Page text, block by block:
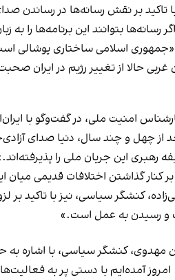
تاکید بر نقش رسانه‌ها در رساندن
رسانه‌ها بتوانند این برنامه‌ها را
اسلامی ساختاری پوشالی
غربی حالا از تغییر رژیم در ایران
امنیت ملی، در گفت‌وگو با
از چهل و چند سال، دنیا صدای
رهبری این جریان ملی را
بر کنار گذاشتن اختلافات قدیمی
کنشگر سیاسی، نیز با تاکید
و رسیدن به عمل است.»
کنشگر سیاسی، با اشاره به
آمده‌ایم با دستی پر به